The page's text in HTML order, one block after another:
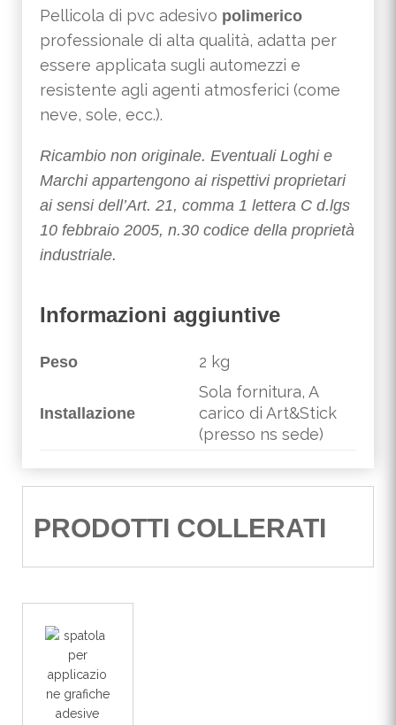
p
e
t
Pellicola di pvc adesivo polimerico
professionale di alta qualità, adatta per
essere applicata sugli automezzi e
resistente agli agenti atmosferici (come
neve, sole, ecc.).
Ricambio non originale. Eventuali Loghi e
Marchi appartengono ai rispettivi proprietari
ai sensi dell’Art. 21, comma 1 lettera C d.lgs
10 febbraio 2005, n.30 codice della proprietà
industriale.
Informazioni aggiuntive
Peso 2 kg
Installazione
Sola fornitura, A
carico di Art&Stick
(presso ns sede)
PRODOTTI COLLERATI